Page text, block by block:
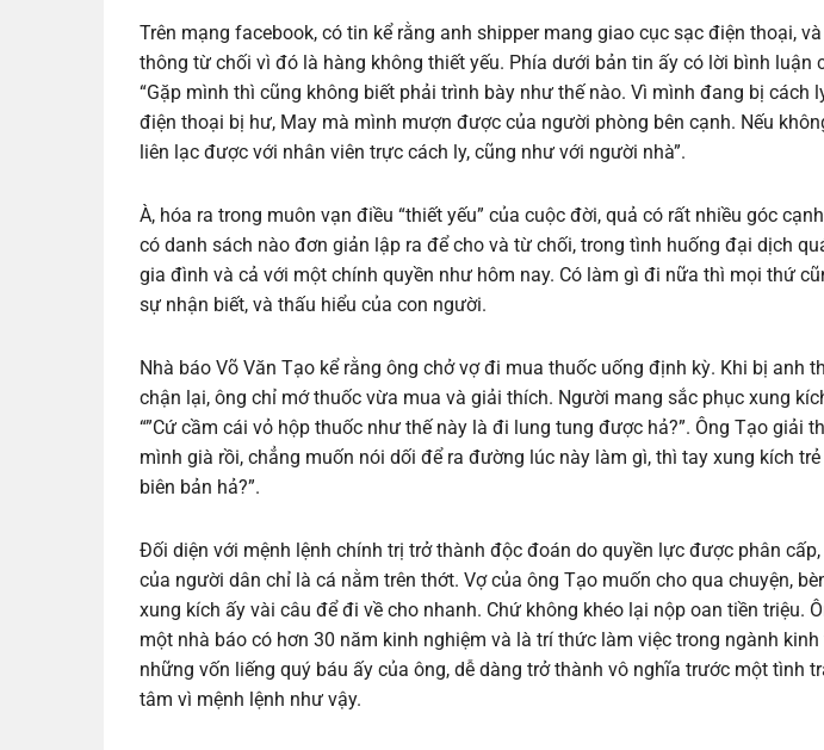
Trên mạng facebook, có tin kể rằng anh shipper mang giao cục sạc điện thoại,
thông từ chối vì đó là hàng không thiết yếu. Phía dưới bản tin ấy có lời bình luận
“Gặp mình thì cũng không biết phải trình bày như thế nào. Vì mình đang bị cách
điện thoại bị hư, May mà mình mượn được của người phòng bên cạnh. Nếu
liên lạc được với nhân viên trực cách ly, cũng như với người nhà”.
À, hóa ra trong muôn vạn điều “thiết yếu” của cuộc đời, quả có rất nhiều góc
có danh sách nào đơn giản lập ra để cho và từ chối, trong tình huống đại dịch
gia đình và cả với một chính quyền như hôm nay. Có làm gì đi nữa thì mọi thứ
sự nhận biết, và thấu hiểu của con người.
Nhà báo Võ Văn Tạo kể rằng ông chở vợ đi mua thuốc uống định kỳ. Khi bị anh
chận lại, ông chỉ mớ thuốc vừa mua và giải thích. Người mang sắc phục xung
“”Cứ cầm cái vỏ hộp thuốc như thế này là đi lung tung được hả?”. Ông Tạo giải
mình già rồi, chẳng muốn nói dối để ra đường lúc này làm gì, thì tay xung kích trẻ
biên bản hả?”.
Đối diện với mệnh lệnh chính trị trở thành độc đoán do quyền lực được phân
của người dân chỉ là cá nằm trên thớt. Vợ của ông Tạo muốn cho qua chuyện,
xung kích ấy vài câu để đi về cho nhanh. Chứ không khéo lại nộp oan tiền triệu.
một nhà báo có hơn 30 năm kinh nghiệm và là trí thức làm việc trong ngành
những vốn liếng quý báu ấy của ông, dễ dàng trở thành vô nghĩa trước một tình
tâm vì mệnh lệnh như vậy.